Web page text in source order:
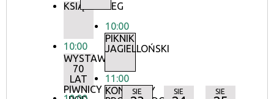
KSIĄŻKOBIEG
10:00
WYSTAWA:
70
LAT
PIWNICY
10:00
PIKNIK
JAGIELLOŃSKI
11:00
KONCERTY
SIE SIE SIE